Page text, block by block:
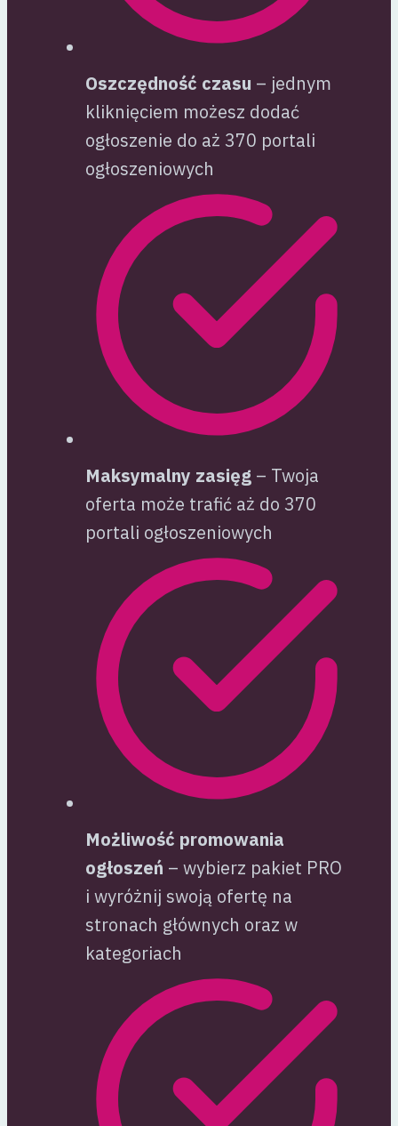
Oszczędność czasu – jednym
kliknięciem możesz dodać
ogłoszenie do aż 370 portali
ogłoszeniowych
Maksymalny zasięg – Twoja
oferta może trafić aż do 370
portali ogłoszeniowych
Możliwość promowania
ogłoszeń – wybierz pakiet PRO
i wyróżnij swoją ofertę na
stronach głównych oraz w
kategoriach